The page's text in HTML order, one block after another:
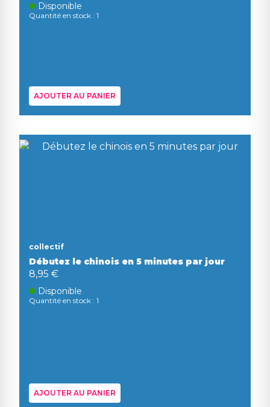
Disponible
Quantité en stock : 1
AJOUTER AU PANIER
collectif
Débutez le chinois en 5 minutes par jour
8,95 €
Disponible
Quantité en stock : 1
AJOUTER AU PANIER